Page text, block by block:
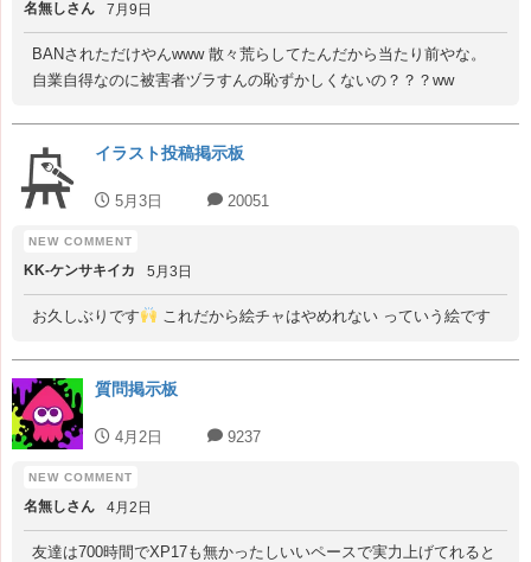
名無しさん 7月9日
BANされただけやんwww 散々荒らしてたんだから当たり前やな。
自業自得なのに被害者ヅラすんの恥ずかしくないの？？？ww
イラスト投稿掲示板
5月3日 20051
KK‐ケンサキイカ 5月3日
お久しぶりです これだから絵チャはやめれない っていう絵です
質問掲示板
4月2日 9237
名無しさん 4月2日
友達は700時間でXP17も無かったしいいペースで実力上げてれると